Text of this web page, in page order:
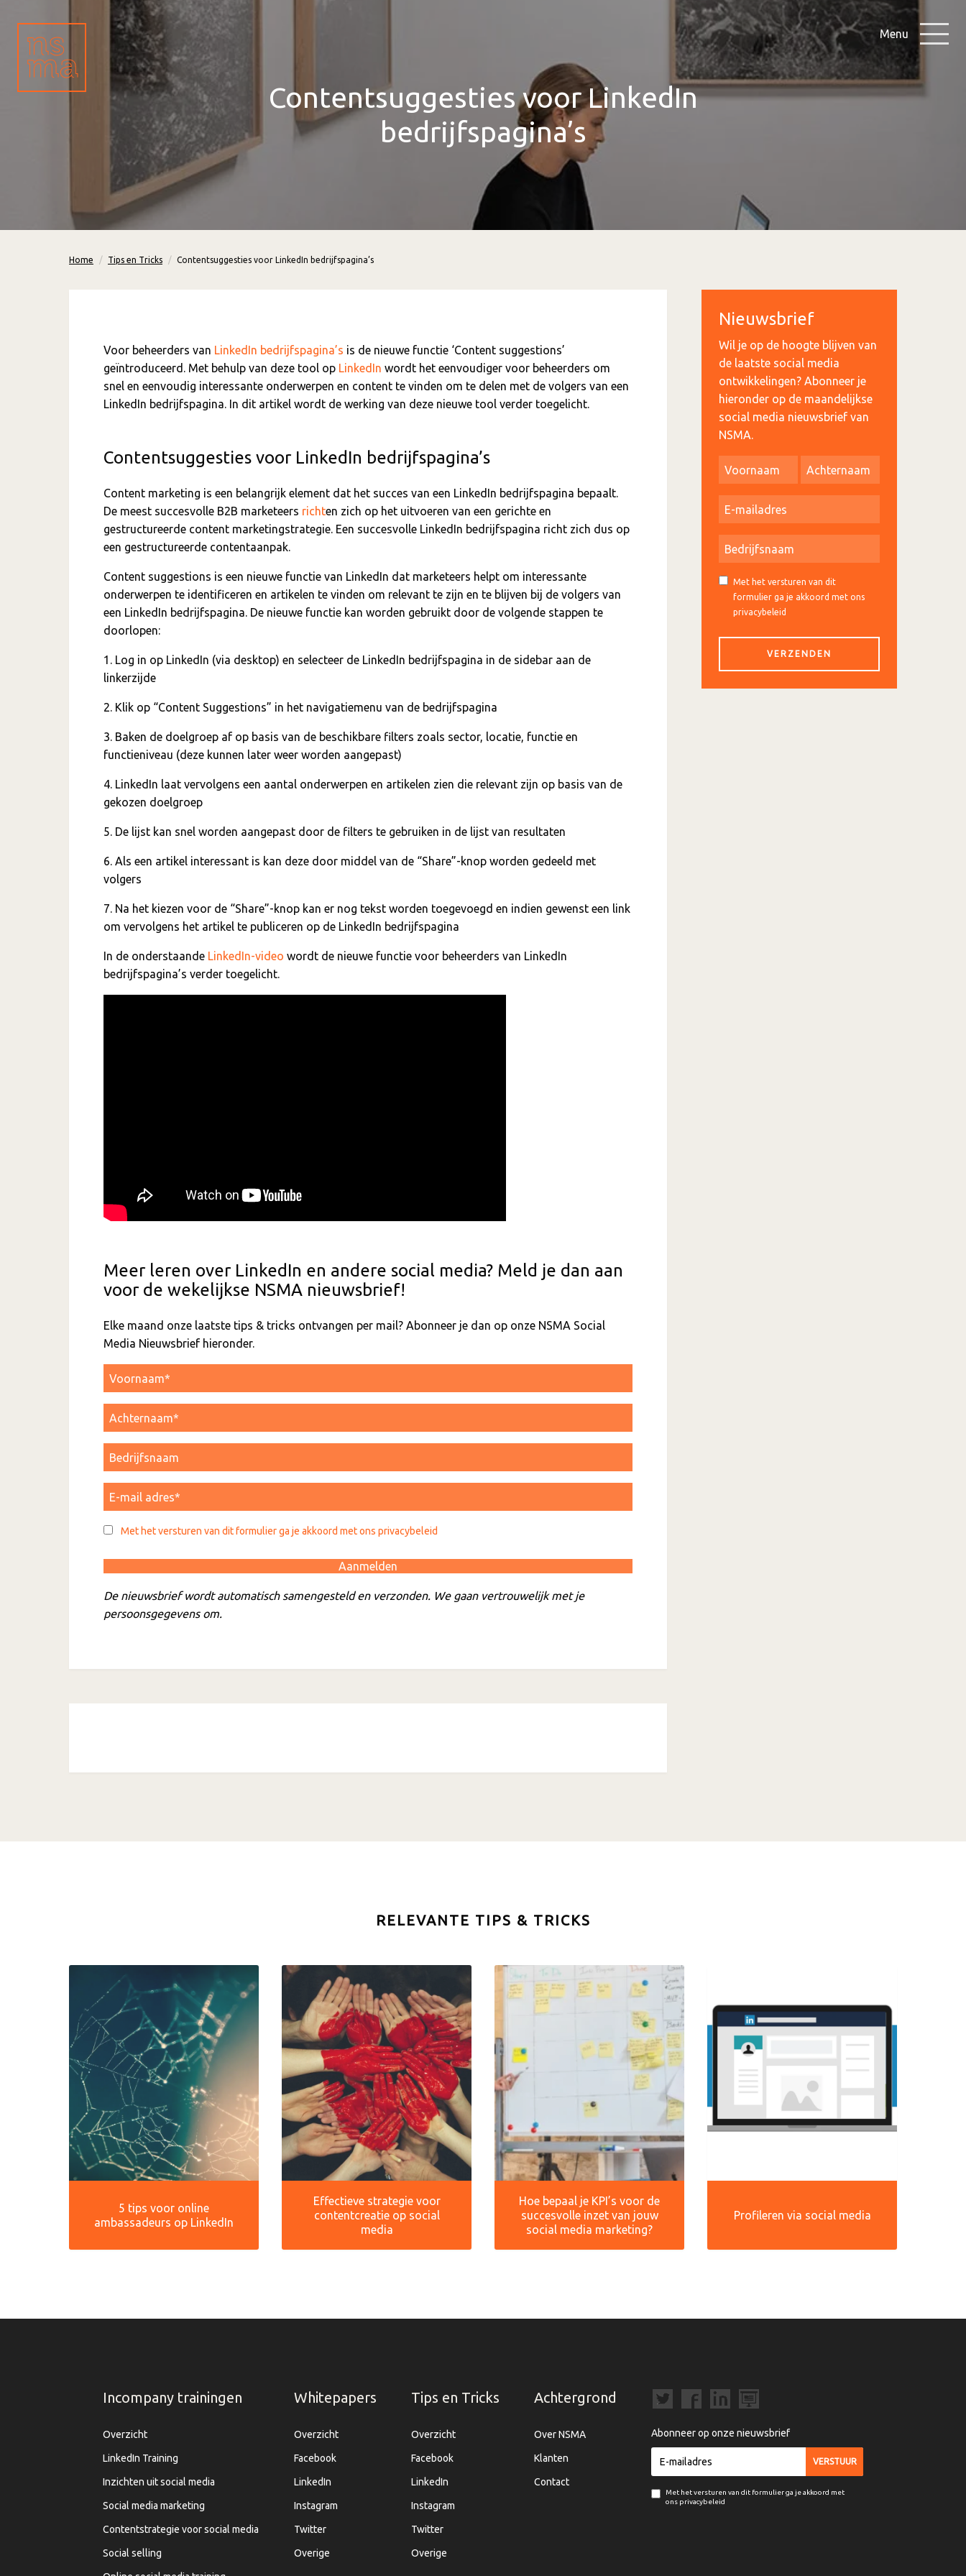
Menu
Contentsuggesties voor LinkedIn
bedrijfspagina’s
Home Tips en Tricks Contentsuggesties voor LinkedIn bedrijfspagina’s
Voor beheerders van LinkedIn bedrijfspagina’s is de nieuwe functie ‘Content suggestions’
geïntroduceerd. Met behulp van deze tool op LinkedIn wordt het eenvoudiger voor beheerders om
snel en eenvoudig interessante onderwerpen en content te vinden om te delen met de volgers van een
LinkedIn bedrijfspagina. In dit artikel wordt de werking van deze nieuwe tool verder toegelicht.
Contentsuggesties voor LinkedIn bedrijfspagina’s
Content marketing is een belangrijk element dat het succes van een LinkedIn bedrijfspagina bepaalt.
De meest succesvolle B2B marketeers richten zich op het uitvoeren van een gerichte en
gestructureerde content marketingstrategie. Een succesvolle LinkedIn bedrijfspagina richt zich dus op
een gestructureerde contentaanpak.
Content suggestions is een nieuwe functie van LinkedIn dat marketeers helpt om interessante
onderwerpen te identificeren en artikelen te vinden om relevant te zijn en te blijven bij de volgers van
een LinkedIn bedrijfspagina. De nieuwe functie kan worden gebruikt door de volgende stappen te
doorlopen:
1. Log in op LinkedIn (via desktop) en selecteer de LinkedIn bedrijfspagina in de sidebar aan de
linkerzijde
2. Klik op “Content Suggestions” in het navigatiemenu van de bedrijfspagina
3. Baken de doelgroep af op basis van de beschikbare filters zoals sector, locatie, functie en
functieniveau (deze kunnen later weer worden aangepast)
4. LinkedIn laat vervolgens een aantal onderwerpen en artikelen zien die relevant zijn op basis van de
gekozen doelgroep
5. De lijst kan snel worden aangepast door de filters te gebruiken in de lijst van resultaten
6. Als een artikel interessant is kan deze door middel van de “Share”-knop worden gedeeld met
volgers
7. Na het kiezen voor de “Share”-knop kan er nog tekst worden toegevoegd en indien gewenst een link
om vervolgens het artikel te publiceren op de LinkedIn bedrijfspagina
In de onderstaande LinkedIn-video wordt de nieuwe functie voor beheerders van LinkedIn
bedrijfspagina’s verder toegelicht.
Meer leren over LinkedIn en andere social media? Meld je dan aan
voor de wekelijkse NSMA nieuwsbrief!
Elke maand onze laatste tips & tricks ontvangen per mail? Abonneer je dan op onze NSMA Social
Media Nieuwsbrief hieronder.
Met het versturen van dit formulier ga je akkoord met ons privacybeleid
De nieuwsbrief wordt automatisch samengesteld en verzonden. We gaan vertrouwelijk met je
persoonsgegevens om.
Nieuwsbrief
Wil je op de hoogte blijven van
de laatste social media
ontwikkelingen? Abonneer je
hieronder op de maandelijkse
social media nieuwsbrief van
NSMA.
Met het versturen van dit
formulier ga je akkoord met ons
privacybeleid
RELEVANTE TIPS & TRICKS
5 tips voor online
ambassadeurs op LinkedIn
Effectieve strategie voor
contentcreatie op social
media
Hoe bepaal je KPI’s voor de
succesvolle inzet van jouw
social media marketing?
Profileren via social media
Incompany trainingen
Overzicht
LinkedIn Training
Inzichten uit social media
Social media marketing
Contentstrategie voor social media
Social selling
Whitepapers
Overzicht
Facebook
LinkedIn
Instagram
Twitter
Overige
Tips en Tricks
Overzicht
Facebook
LinkedIn
Instagram
Twitter
Overige
Achtergrond
Over NSMA
Klanten
Contact
Abonneer op onze nieuwsbrief
Met het versturen van dit formulier ga je akkoord met
ons privacybeleid